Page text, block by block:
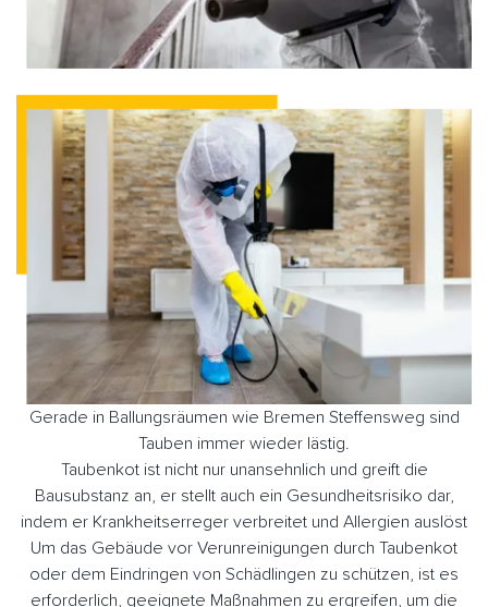
Gerade in Ballungsräumen wie Bremen Steffensweg sind
Tauben immer wieder lästig.
Taubenkot ist nicht nur unansehnlich und greift die
Bausubstanz an, er stellt auch ein Gesundheitsrisiko dar,
indem er Krankheitserreger verbreitet und Allergien auslöst
Um das Gebäude vor Verunreinigungen durch Taubenkot
oder dem Eindringen von Schädlingen zu schützen, ist es
erforderlich, geeignete Maßnahmen zu ergreifen, um die